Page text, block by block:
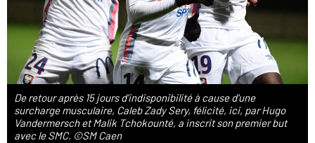
De retour après 15 jours d'indisponibilité à cause d'une
surcharge musculaire, Caleb Zady Sery, félicité, ici, par Hugo
Vandermersch et Malik Tchokounté, a inscrit son premier but
avec le SMC. ©SM Caen